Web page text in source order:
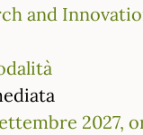
and
2027,